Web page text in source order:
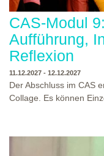
CAS-Modul
Aufführung,
Reflexion
11.12.2027 - 12.12.2027
Der Abschluss im CAS
Collage. Es können
Ausbildungsprogramm